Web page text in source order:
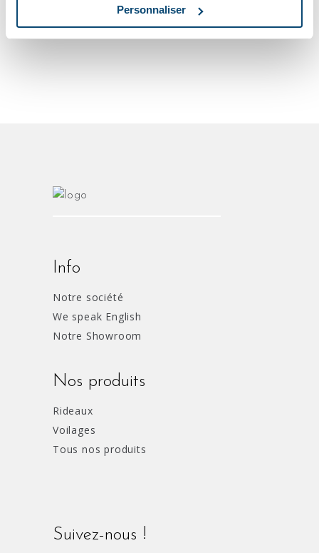
Personnaliser
lire la suite
Nova Mushroom
Info
Notre société
We speak English
Notre Showroom
Nos produits
Rideaux
Voilages
Tous nos produits
Suivez-nous !